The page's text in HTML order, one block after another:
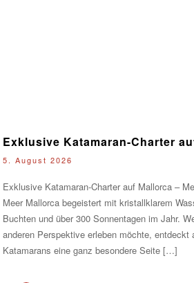
Exklusive Katamaran-Charter
5. August 2026
Exklusive Katamaran-Charter auf Mallorca –
Meer Mallorca begeistert mit kristallklarem
Buchten und über 300 Sonnentagen im Jahr.
anderen Perspektive erleben möchte, entdeckt
Katamarans eine ganz besondere Seite […]